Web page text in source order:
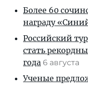
Более 60
награду
Российский
стать
года 6 августа
Ученые